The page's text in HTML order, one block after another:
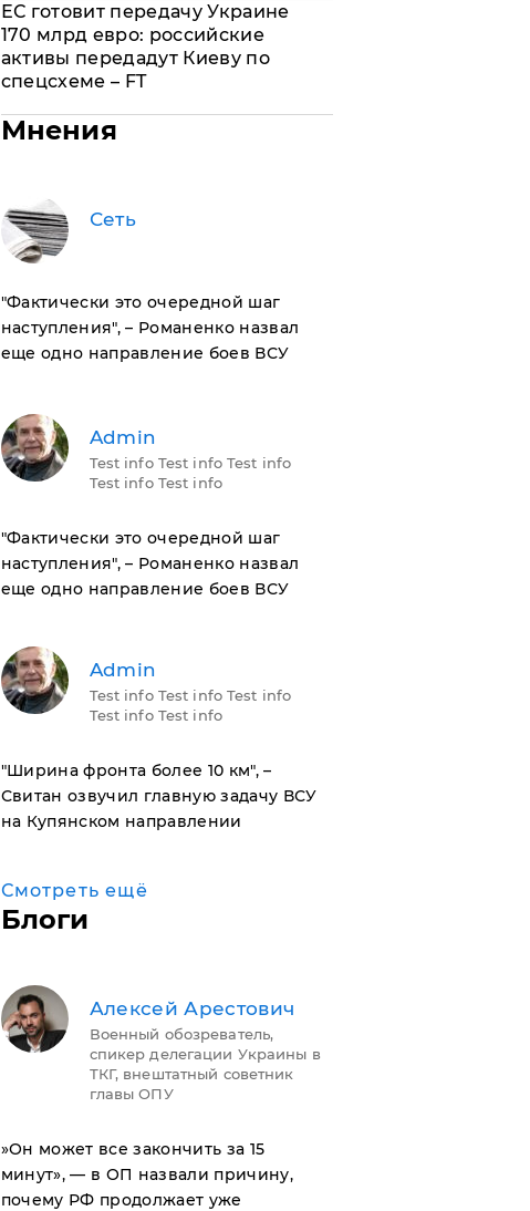
ЕС готовит передачу Украине
170 млрд евро: российские
активы передадут Киеву по
спецсхеме – FT
Мнения
Сеть
​"Фактически это очередной шаг
наступления", – Романенко назвал
еще одно направление боев ВСУ
Admin
Test info Test info Test info
Test info Test info
​"Фактически это очередной шаг
наступления", – Романенко назвал
еще одно направление боев ВСУ
Admin
Test info Test info Test info
Test info Test info
​"Ширина фронта более 10 км", –
Свитан озвучил главную задачу ВСУ
на Купянском направлении
Смотреть ещё
Блоги
Алексей Арестович
Военный обозреватель,
спикер делегации Украины в
ТКГ, внештатный советник
главы ОПУ
​»Он может все закончить за 15
минут», — в ОП назвали причину,
почему РФ продолжает уже